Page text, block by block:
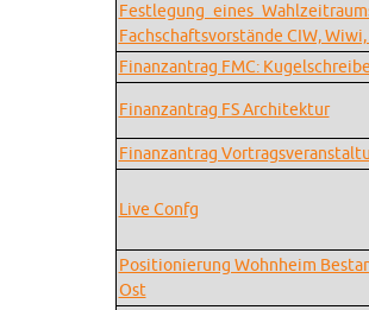
Fes­tle­gung eines
Fach­schaftsvorstände CIW, Wiwi,
Fi­nan­zantrag FMC:
Fi­nan­zantrag FS Ar­chitek­tur
Fi­nan­zantrag
Live Confg
Po­si­tion­ierung Wohn­heim
Ost